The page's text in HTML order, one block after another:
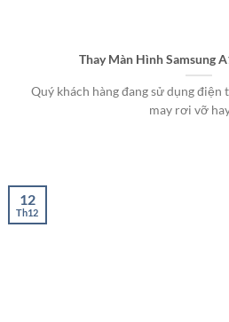
Thay Màn Hình Samsung
Quý khách hàng đang sử dụng điện
may rơi vỡ
12
Th12